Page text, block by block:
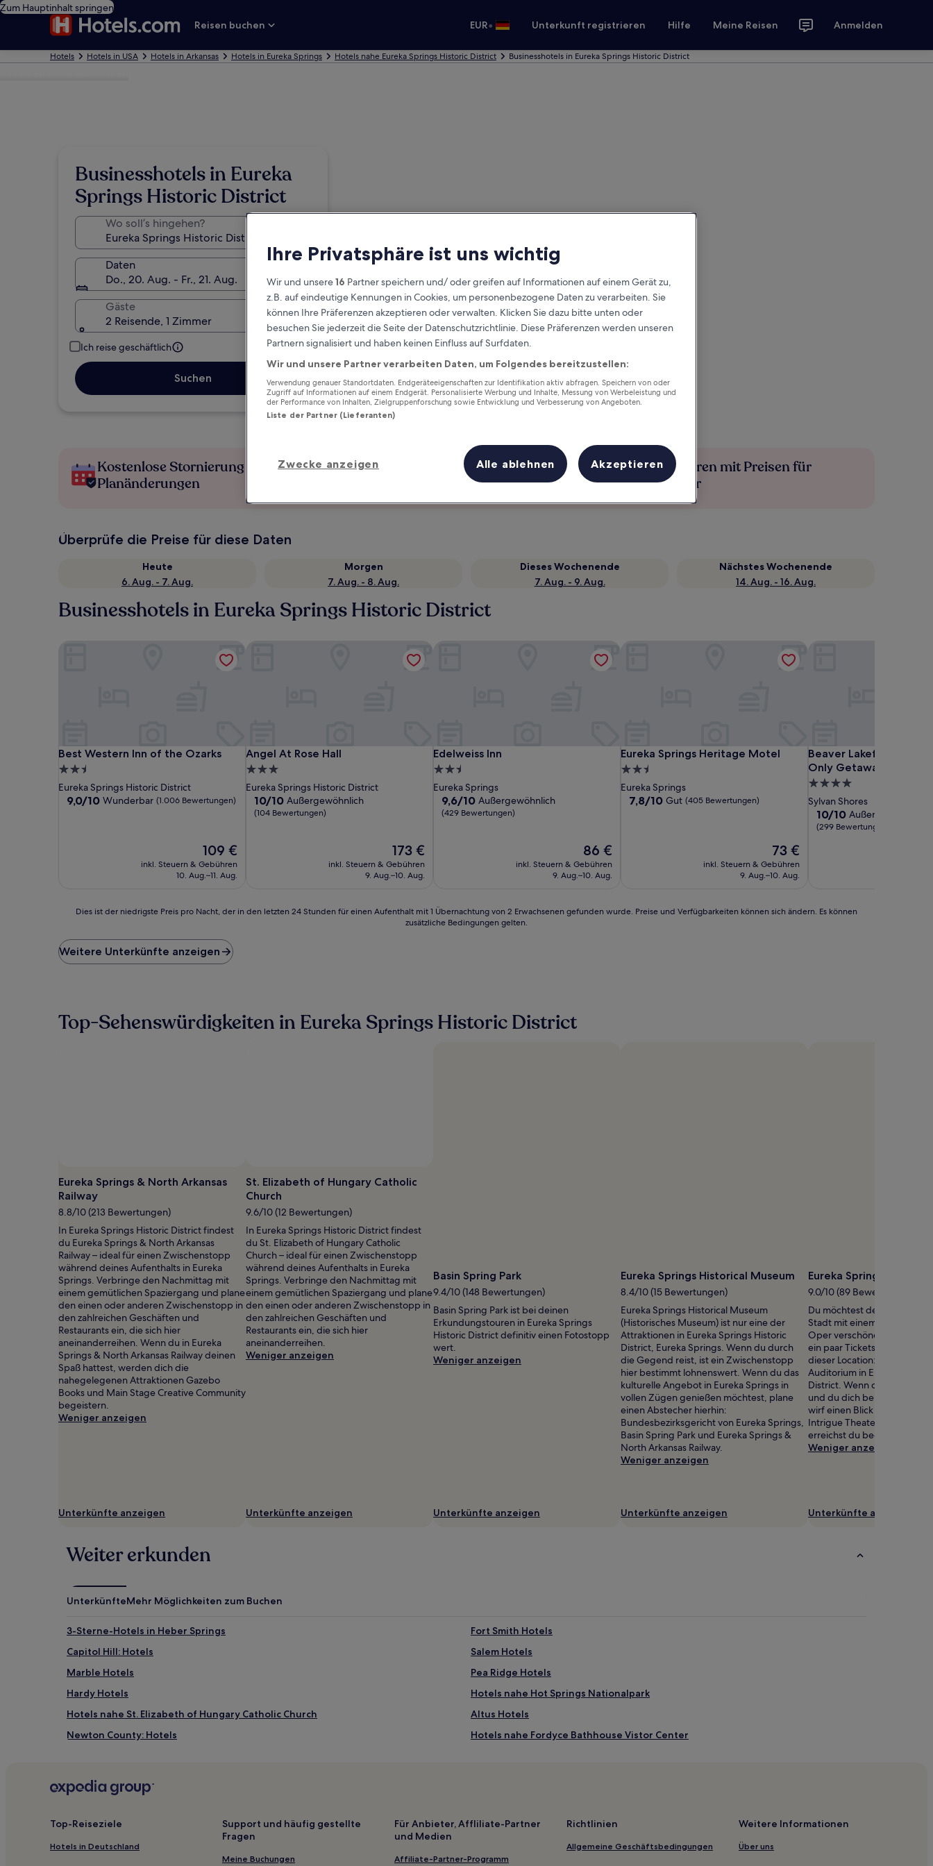
Zum Hauptinhalt springen
Reisen buchen
EUR• Unterkunft registrieren Hilfe Meine Reisen Anmelden
Hotels Hotels in USA Hotels in Arkansas Hotels in Eureka Springs Hotels nahe Eureka Springs Historic District Businesshotels in Eureka Springs Historic District
Businesshotels in Eureka
Springs Historic District
Wo soll’s hingehen?
Daten
Do., 20. Aug. - Fr., 21. Aug.
Gäste
2 Reisende, 1 Zimmer
Ich reise geschäftlich
Suchen
Kostenlose Stornierung bei
Planänderungen
Verdiene Prämien für jede
wahrgenommene Übernachtung
Mehr sparen mit Preisen für
Mitglieder
Überprüfe die Preise für diese Daten
Heute
6. Aug. - 7. Aug.
Morgen
7. Aug. - 8. Aug.
Dieses Wochenende
7. Aug. - 9. Aug.
Nächstes Wochenende
14. Aug. - 16. Aug.
Businesshotels in Eureka Springs Historic District
Best Western Inn of the Ozarks
Best Western Inn of the Ozarks
2.5-
Sterne-
Unterkunft
Eureka Springs Historic District
9.0
9,0/10 Wunderbar (1.006 Bewertungen)
Der
Preis
beträgt
109 €
inkl. Steuern & Gebühren
10. Aug.–11. Aug.
Angel At Rose Hall
Angel At Rose Hall
3.0-
Sterne-
Unterkunft
Eureka Springs Historic District
10.0
von
10/10 Außergewöhnlich
(104 Bewertungen)
Der
Preis
beträgt
173 €
inkl. Steuern & Gebühren
9. Aug.–10. Aug.
Edelweiss Inn
Edelweiss Inn
2.5-
Sterne-
Unterkunft
Eureka Springs
9.6
von
9,6/10 Außergewöhnlich
(429 Bewertungen)
Der
Preis
beträgt
86 €
inkl. Steuern & Gebühren
9. Aug.–10. Aug.
Eureka Springs Heritage Motel
Eureka Springs Heritage Motel
2.5-
Sterne-
Unterkunft
Eureka Springs
7.8
7,8/10 Gut (405 Bewertungen)
Der
Preis
beträgt
73 €
inkl. Steuern & Gebühren
9. Aug.–10. Aug.
Beaver Lakefront
Only Getaways
Beaver Lakefront
4.0-
Sterne-
Unterkunft
Sylvan Shores
10.0
von
10/10 Außergewöhnlich
(299 Bewertungen)
der
niedrigste
Preis
den
letzten
und
Verfügbarkeiten
können
sich
ändern.
Es
können
zusätzliche
Bedingungen
gelten.
Dies ist der niedrigste Preis pro Nacht, der in den letzten 24 Stunden für einen Aufenthalt mit 1 Übernachtung von 2 Erwachsenen gefunden wurde. Preise und Verfügbarkeiten können sich ändern. Es können
zusätzliche Bedingungen gelten.
Weitere Unterkünfte anzeigen
Top-Sehenswürdigkeiten in Eureka Springs Historic District
Eureka Springs & North Arkansas
Railway
8.8/10 (213 Bewertungen)
In Eureka Springs Historic District findest
du Eureka Springs & North Arkansas
Railway – ideal für einen Zwischenstopp
während deines Aufenthalts in Eureka
Springs. Verbringe den Nachmittag mit
einem gemütlichen Spaziergang und plane
den einen oder anderen Zwischenstopp in
den zahlreichen Geschäften und
Restaurants ein, die sich hier
aneinanderreihen. Wenn du in Eureka
Springs & North Arkansas Railway deinen
Spaß hattest, werden dich die
nahegelegenen Attraktionen Gazebo
Books und Main Stage Creative Community
begeistern.
Weniger anzeigen
Unterkünfte anzeigen
St. Elizabeth of Hungary Catholic
Church
9.6/10 (12 Bewertungen)
In Eureka Springs Historic District findest
du St. Elizabeth of Hungary Catholic
Church – ideal für einen Zwischenstopp
während deines Aufenthalts in Eureka
Springs. Verbringe den Nachmittag mit
einem gemütlichen Spaziergang und plane
den einen oder anderen Zwischenstopp in
den zahlreichen Geschäften und
Restaurants ein, die sich hier
aneinanderreihen.
Weniger anzeigen
Unterkünfte anzeigen
Basin Spring Park
9.4/10 (148 Bewertungen)
Basin Spring Park ist bei deinen
Erkundungstouren in Eureka Springs
Historic District definitiv einen Fotostopp
wert.
Weniger anzeigen
Unterkünfte anzeigen
Eureka Springs Historical Museum
8.4/10 (15 Bewertungen)
Eureka Springs Historical Museum
(Historisches Museum) ist nur eine der
Attraktionen in Eureka Springs Historic
District, Eureka Springs. Wenn du durch
die Gegend reist, ist ein Zwischenstopp
hier bestimmt lohnenswert. Wenn du das
kulturelle Angebot in Eureka Springs in
vollen Zügen genießen möchtest, plane
einen Abstecher hierhin:
Bundesbezirksgericht von Eureka Springs,
Basin Spring Park und Eureka Springs &
North Arkansas Railway.
Weniger anzeigen
Unterkünfte anzeigen
Eureka Springs City
9.0/10 (89 Bewertungen)
Du möchtest deinen
Stadt mit einem
Oper verschönern? Dann
ein paar Tickets für eine
dieser Location: Eureka
Auditorium in Eureka
District. Wenn dir die Show
und du dich bereits auf
wirf einen Blick in das
Intrigue Theater. Den
erreichst du bequem zu Fuß.
Weniger anzeigen
Unterkünfte anzeigen
Weiter erkunden
UnterkünfteMehr Möglichkeiten zum Buchen
3-Sterne-Hotels in Heber Springs
Fort Smith Hotels
Capitol Hill: Hotels
Salem Hotels
Marble Hotels
Pea Ridge Hotels
Hardy Hotels
Hotels nahe Hot Springs Nationalpark
Hotels nahe St. Elizabeth of Hungary Catholic Church
Altus Hotels
Newton County: Hotels
Hotels nahe Fordyce Bathhouse Vistor Center
Timbo Hotels
Snowball Hotels
Hotels nahe Funtrackers Family Park
Hotels nahe Mercy Clinic Convenient care
Hotels nahe Blue Moon Gallery
Top-Reiseziele
Hotels in Deutschland
Support und häufig gestellte
Fragen
Meine Buchungen
Für Anbieter, Affliliate-Partner
und Medien
Affiliate-Partner-Programm
Richtlinien
Allgemeine Geschäftsbedingungen
Weitere Informationen
Über uns
Ihre Privatsphäre ist uns wichtig
Wir und unsere16 Partner speichern und/ oder greifen auf Informationen auf einem Gerät zu,
z.B. auf eindeutige Kennungen in Cookies, um personenbezogene Daten zu verarbeiten. Sie
können Ihre Präferenzen akzeptieren oder verwalten. Klicken Sie dazu bitte unten oder
besuchen Sie jederzeit die Seite der Datenschutzrichtlinie. Diese Präferenzen werden unseren
Partnern signalisiert und haben keinen Einfluss auf Surfdaten.
Wir und unsere Partner verarbeiten Daten, um Folgendes bereitzustellen:
Verwendung genauer Standortdaten. Endgeräteeigenschaften zur Identifikation aktiv abfragen. Speichern von oder
Zugriff auf Informationen auf einem Endgerät. Personalisierte Werbung und Inhalte, Messung von Werbeleistung und
der Performance von Inhalten, Zielgruppenforschung sowie Entwicklung und Verbesserung von Angeboten.
Liste der Partner (Lieferanten)
Zwecke anzeigen Alle ablehnen Akzeptieren